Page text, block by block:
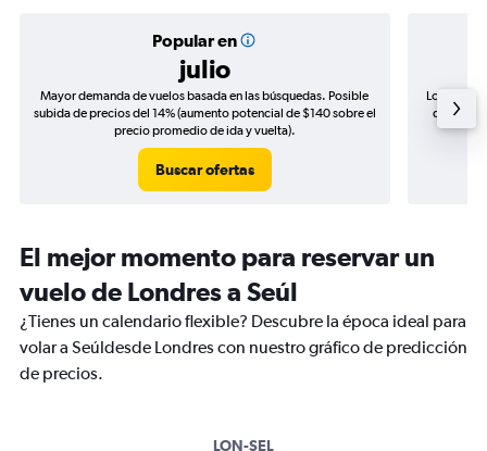
Popular en
julio
Mayor demanda de vuelos basada en las búsquedas. Posible
subida de precios del 14% (aumento potencial de $140 sobre el
precio promedio de ida y vuelta).
Buscar ofertas
Los
de
El mejor momento para reservar un
vuelo de Londres a Seúl
¿Tienes un calendario flexible? Descubre la época ideal para
volar a Seúldesde Londres con nuestro gráfico de predicción
de precios.
LON-SEL